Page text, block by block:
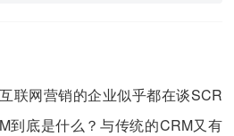
联网营销的企业似乎都在谈SCR
到底是什么？与传统的CRM又有